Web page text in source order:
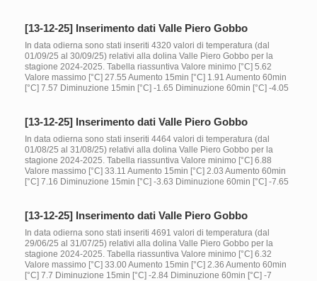
[13-12-25] Inserimento dati Valle Piero Gobbo
In data odierna sono stati inseriti 4320 valori di temperatura (dal
01/09/25 al 30/09/25) relativi alla dolina Valle Piero Gobbo per la
stagione 2024-2025. Tabella riassuntiva Valore minimo [°C] 5.62
Valore massimo [°C] 27.55 Aumento 15min [°C] 1.91 Aumento 60min
[°C] 7.57 Diminuzione 15min [°C] -1.65 Diminuzione 60min [°C] -4.05
[13-12-25] Inserimento dati Valle Piero Gobbo
In data odierna sono stati inseriti 4464 valori di temperatura (dal
01/08/25 al 31/08/25) relativi alla dolina Valle Piero Gobbo per la
stagione 2024-2025. Tabella riassuntiva Valore minimo [°C] 6.88
Valore massimo [°C] 33.11 Aumento 15min [°C] 2.03 Aumento 60min
[°C] 7.16 Diminuzione 15min [°C] -3.63 Diminuzione 60min [°C] -7.65
[13-12-25] Inserimento dati Valle Piero Gobbo
In data odierna sono stati inseriti 4691 valori di temperatura (dal
29/06/25 al 31/07/25) relativi alla dolina Valle Piero Gobbo per la
stagione 2024-2025. Tabella riassuntiva Valore minimo [°C] 6.32
Valore massimo [°C] 33.00 Aumento 15min [°C] 2.36 Aumento 60min
[°C] 7.7 Diminuzione 15min [°C] -2.84 Diminuzione 60min [°C] -7